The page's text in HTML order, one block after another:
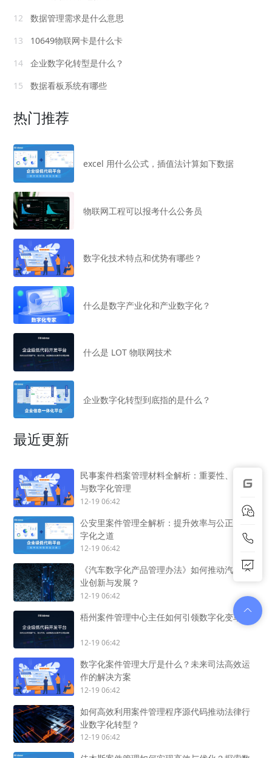
12
数据管理需求是什么意思
13
10649物联网卡是什么卡
14
企业数字化转型是什么？
15
数据看板系统有哪些
热门推荐
excel 用什么公式，插值法计算如下数据
物联网工程可以报考什么公务员
数字化技术特点和优势有哪些？
什么是数字产业化和产业数字化？
什么是 LOT 物联网技术
企业数字化转型到底指的是什么？
最近更新
民事案件档案管理材料全解析：重要性、分类
与数字化管理
12-19 06:42
公安里案件管理全解析：提升效率与公正的数
字化之道
12-19 06:42
《汽车数字化产品管理办法》如何推动汽车产
业创新与发展？
12-19 06:42
梧州案件管理中心主任如何引领数字化变革？
12-19 06:42
数字化案件管理大厅是什么？未来司法高效运
作的解决方案
12-19 06:42
如何高效利用案件管理程序源代码推动法律行
业数字化转型？
12-19 06:42